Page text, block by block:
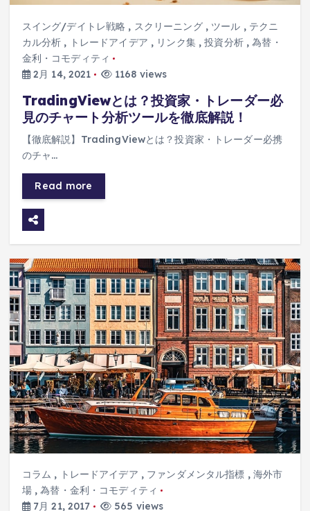
スイング/デイトレ戦略 , スクリーニング, ツール , テクニ
カル分析 , トレードアイデア , リンク集,投資分析,為替・
金利・コモディティ
2月 14, 2021
1168 views
TradingViewとは？投資家・トレーダー必
見のチャート分析ツールを徹底解説！
【徹底解説】TradingViewとは？投資家・トレーダー必携
のチャ…
Read more
コラム , トレードアイデア , ファンダメンタル指標 , 海外市
場,為替・金利・コモディティ
7月 21, 2017
565 views